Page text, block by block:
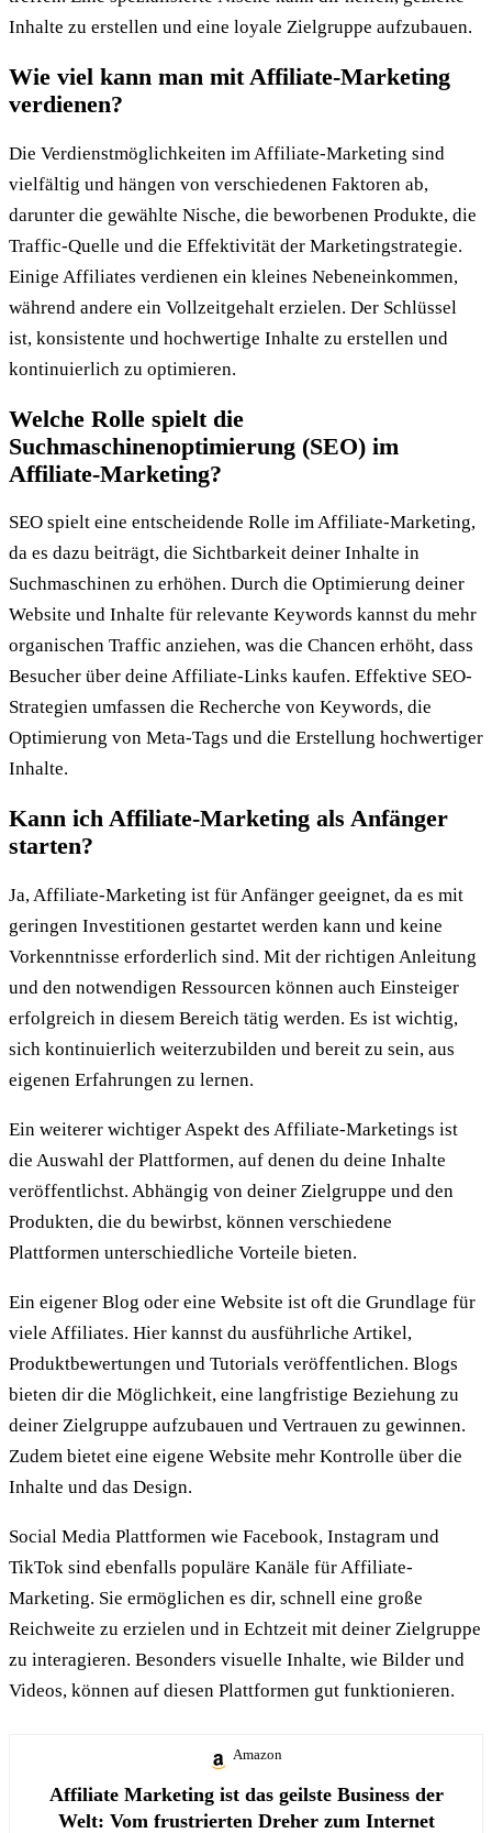
Inhalte zu erstellen und eine loyale Zielgruppe aufzubauen.
Wie viel kann man mit Affiliate-Marketing
verdienen?
Die Verdienstmöglichkeiten im Affiliate-Marketing sind
vielfältig und hängen von verschiedenen Faktoren ab,
darunter die gewählte Nische, die beworbenen Produkte, die
Traffic-Quelle und die Effektivität der Marketingstrategie.
Einige Affiliates verdienen ein kleines Nebeneinkommen,
während andere ein Vollzeitgehalt erzielen. Der Schlüssel
ist, konsistente und hochwertige Inhalte zu erstellen und
kontinuierlich zu optimieren.
Welche Rolle spielt die
Suchmaschinenoptimierung (SEO) im
Affiliate-Marketing?
SEO spielt eine entscheidende Rolle im Affiliate-Marketing,
da es dazu beiträgt, die Sichtbarkeit deiner Inhalte in
Suchmaschinen zu erhöhen. Durch die Optimierung deiner
Website und Inhalte für relevante Keywords kannst du mehr
organischen Traffic anziehen, was die Chancen erhöht, dass
Besucher über deine Affiliate-Links kaufen. Effektive SEO-
Strategien umfassen die Recherche von Keywords, die
Optimierung von Meta-Tags und die Erstellung hochwertiger
Inhalte.
Kann ich Affiliate-Marketing als Anfänger
starten?
Ja, Affiliate-Marketing ist für Anfänger geeignet, da es mit
geringen Investitionen gestartet werden kann und keine
Vorkenntnisse erforderlich sind. Mit der richtigen Anleitung
und den notwendigen Ressourcen können auch Einsteiger
erfolgreich in diesem Bereich tätig werden. Es ist wichtig,
sich kontinuierlich weiterzubilden und bereit zu sein, aus
eigenen Erfahrungen zu lernen.
Ein weiterer wichtiger Aspekt des Affiliate-Marketings ist
die Auswahl der Plattformen, auf denen du deine Inhalte
veröffentlichst. Abhängig von deiner Zielgruppe und den
Produkten, die du bewirbst, können verschiedene
Plattformen unterschiedliche Vorteile bieten.
Ein eigener Blog oder eine Website ist oft die Grundlage für
viele Affiliates. Hier kannst du ausführliche Artikel,
Produktbewertungen und Tutorials veröffentlichen. Blogs
bieten dir die Möglichkeit, eine langfristige Beziehung zu
deiner Zielgruppe aufzubauen und Vertrauen zu gewinnen.
Zudem bietet eine eigene Website mehr Kontrolle über die
Inhalte und das Design.
Social Media Plattformen wie Facebook, Instagram und
TikTok sind ebenfalls populäre Kanäle für Affiliate-
Marketing. Sie ermöglichen es dir, schnell eine große
Reichweite zu erzielen und in Echtzeit mit deiner Zielgruppe
zu interagieren. Besonders visuelle Inhalte, wie Bilder und
Videos, können auf diesen Plattformen gut funktionieren.
Amazon
Affiliate Marketing ist das geilste Business der
Welt: Vom frustrierten Dreher zum Internet